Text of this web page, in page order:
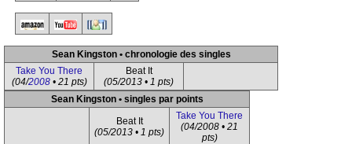
Sean Kingston • chronologie des singles
Take You There
(04/2008• 21 pts)
Beat It
(05/2013 • 1 pts)
Sean Kingston • singles par points
Beat It
(05/2013 • 1 pts)
Take You There
(04/2008 • 21
pts)